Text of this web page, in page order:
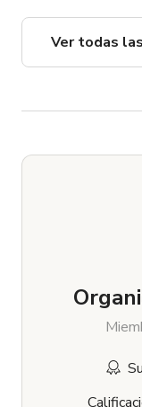
Ver todas